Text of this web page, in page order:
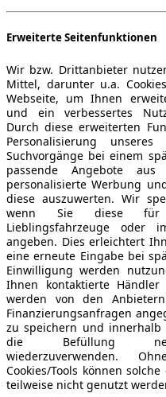
Erweiterte Seitenfunktionen
Wir bzw. Drittanbieter
Mittel, darunter u.a.
Webseite, um Ihnen
und ein verbessertes
Durch diese erweiterten
Personalisierung
Suchvorgänge bei einem
passende Angebote
personalisierte Werbung
diese auszuwerten. Wir
wenn Sie diese für
Lieblingsfahrzeuge oder
angeben. Dies erleichtert
eine erneute Eingabe bei
Einwilligung werden
Ihnen kontaktierte Händler
werden von den
Finanzierungsanfragen
zu speichern und innerhalb
die Befüllung
wiederzuverwenden.
Cookies/Tools können
teilweise nicht genutzt